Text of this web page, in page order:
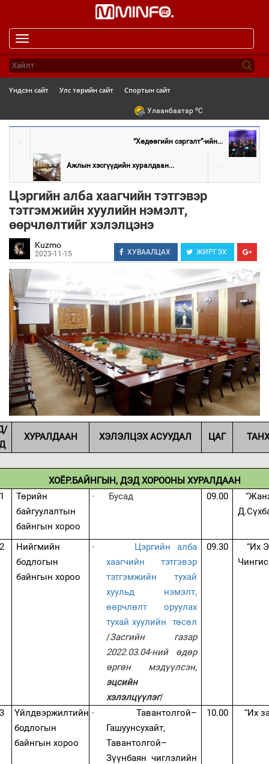
navigation
Үндсэн сайт Улс төрийн сайт Спортын сайт
Улаанбаатар oC
“Хөдөөгийн сэргэлт”-ийн...
Ажлын хэсгүүдийн хуралдаан...
Цэргийн алба хаагчийн тэтгэвэр
тэтгэмжийн хуулийн нэмэлт,
өөрчлөлтийг хэлэлцэнэ
Kuzmo
2023-11-15 ХУВААЛЦАХ ЖИРГЭХ
ХУРАЛДААН ХЭЛЭЛЦЭХ АСУУДАЛ ЦАГ
ХОЁР.БАЙНГЫН, ДЭД ХОРООНЫ ХУРАЛДААН
1
Төрийн
байгуулалтын
байнгын хороо
· Бусад 09.00
2
Нийгмийн
бодлогын
байнгын хороо
·
Цэргийн алба
хаагчийн тэтгэвэр
тэтгэмжийн тухай
хуульд нэмэлт,
өөрчлөлт оруулах
тухай хуулийн төсөл
/Засгийн газар
2022.03.04-ний өдөр
өргөн мэдүүлсэн,
эцсийн
хэлэлцүүлэг/
09.30
“Их
3
Үйлдвэржилтийн
бодлогын
байнгын хороо
·
Тавантолгой–
Гашуунсухайт,
Тавантолгой–
Зүүнбаян чиглэлийн
10.00 “Их